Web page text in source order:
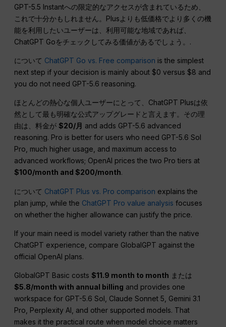
GPT-5.5 Instantへの限定的なアクセスが含まれているため、
これで十分かもしれません。Plusよりも低価格でより多くの機
能を利用したいユーザーは、利用可能な地域であれば、
ChatGPT Goをチェックしてみる価値があるでしょう。.
について ChatGPT Go vs. Free comparison is the simplest
next step if your decision is mainly about $0 versus $8 and
you do not need GPT-5.6 reasoning.
ほとんどの熱心な個人ユーザーにとって、ChatGPT Plusは依
然として最も明確な公式アップグレードと言えます。その理
由は、料金が$20/月 and adds GPT-5.6 advanced
reasoning. Pro is better for users who need GPT-5.6 Sol
Pro, much higher usage, and maximum access to
advanced workflows; OpenAI prices the two Pro tiers at
$100/month and $200/month.
について ChatGPT Plus vs. Pro comparison explains the
plan jump, while the ChatGPT Pro value analysis focuses
on whether the higher allowance can justify the price.
If your main need is model variety rather than the native
ChatGPT experience, compare GlobalGPT against the
official OpenAI plans.
GlobalGPT Basic costs$11.9 month to month または
$5.8/month with annual billing and provides one
workspace for GPT-5.6 Sol, Claude Sonnet 5, Gemini 3.1
Pro, Perplexity AI, and other supported models. That
makes it the practical route when model choice matters